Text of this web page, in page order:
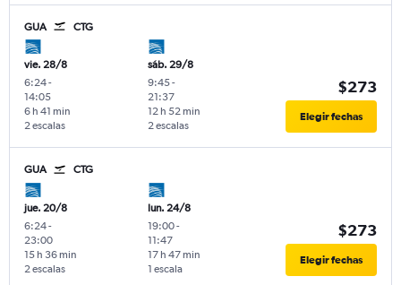
GUA CTG
vie. 28/8
6:24-
14:05
2 escalas
6 h 41 min
sáb. 29/8
9:45-
21:37
2 escalas
12 h 52 min
$273
Elegir fechas
GUA CTG
jue. 20/8
6:24-
23:00
2 escalas
15 h 36 min
lun. 24/8
19:00-
11:47
1 escala
17 h 47 min
$273
Elegir fechas